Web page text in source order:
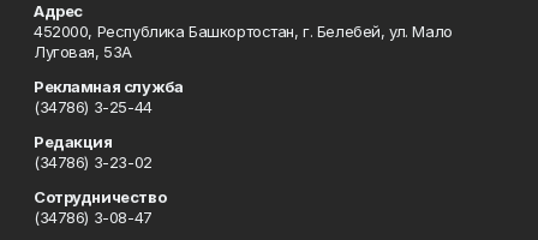
Адрес
452000, Республика Башкортостан, г. Белебей, ул. Мало
Луговая, 53А
Рекламная служба
(34786) 3-25-44
Редакция
(34786) 3-23-02
Сотрудничество
(34786) 3-08-47